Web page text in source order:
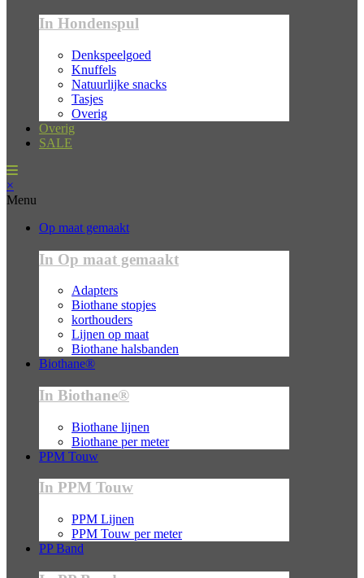
In Hondenspul
Denkspeelgoed
Knuffels
Natuurlijke snacks
Tasjes
Overig
Overig
SALE
×
Menu
Op maat gemaakt
In Op maat gemaakt
Adapters
Biothane stopjes
korthouders
Lijnen op maat
Biothane halsbanden
Biothane®
In Biothane®
Biothane lijnen
Biothane per meter
PPM Touw
In PPM Touw
PPM Lijnen
PPM Touw per meter
PP Band